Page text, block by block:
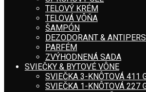
TELOVÝ KRÉM
TELOVÁ VÔŇA
ŠAMPÓN
DEZODORANT &
PARFÉM
ZVÝHODNENÁ SADA
SVIEČKY & BYTOVÉ VÔNE
SVIEČKA 3-KNÔTOVÁ 411
SVIEČKA 1-KNÔTOVÁ 227